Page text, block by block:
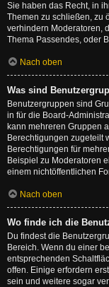
Sie haben das Recht, in
Themen zu schließen, zu
verhindern Moderatoren,
Thema Passendes, oder
Nach oben
Was sind
Benutzergruppen sind
in für die Board-
kann mehreren Gruppen
Berechtigungen zugeteilt
Berechtigungen für
Beispiel zu Moderatoren
einem nichtöffentlichen
Nach oben
Wo finde ich die
Du findest die
Bereich. Wenn du einer
entsprechenden
offen. Einige erfordern
sein und weitere sogar